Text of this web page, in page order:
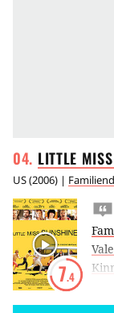
LITTLE
US(2006) |
7.4